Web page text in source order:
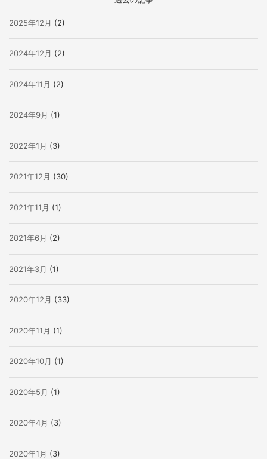
2025年12月 (2)
2024年12月 (2)
2024年11月 (2)
2024年9月 (1)
2022年1月 (3)
2021年12月 (30)
2021年11月 (1)
2021年6月 (2)
2021年3月 (1)
2020年12月 (33)
2020年11月 (1)
2020年10月 (1)
2020年5月 (1)
2020年4月 (3)
2020年1月 (3)